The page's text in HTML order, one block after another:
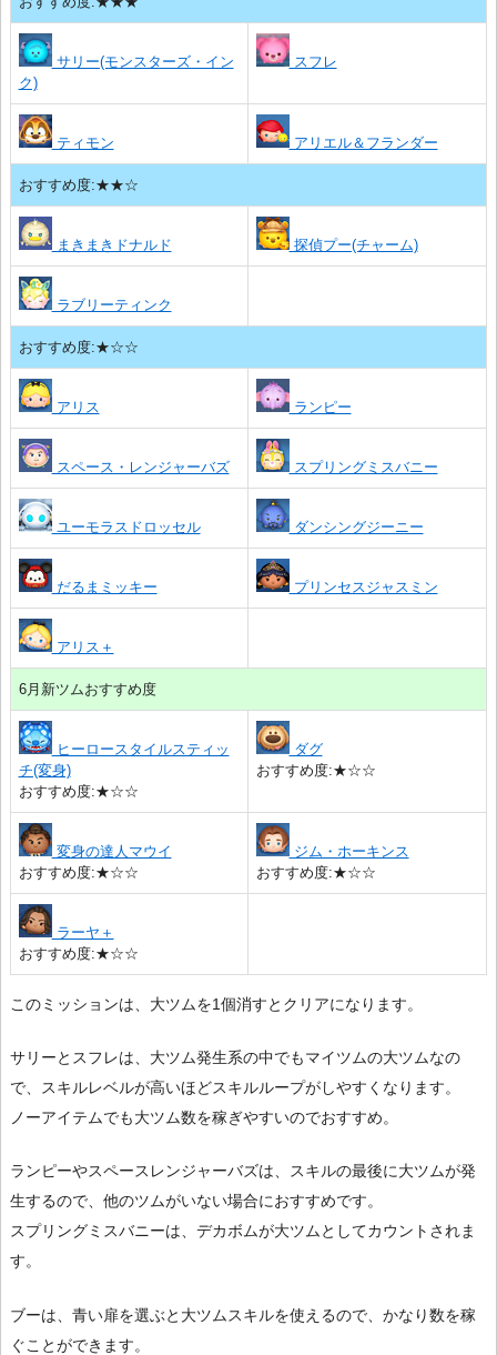
サリー(モンスターズ・イン
ク)
スフレ
ティモン アリエル＆フランダー
おすすめ度:★★☆
まきまきドナルド 探偵プー(チャーム)
ラブリーティンク
おすすめ度:★☆☆
アリス ランピー
スペース・レンジャーバズ スプリングミスバニー
ユーモラスドロッセル ダンシングジーニー
だるまミッキー プリンセスジャスミン
アリス＋
6月新ツムおすすめ度
ヒーロースタイルスティッ
チ(変身)
おすすめ度:★☆☆
ダグ
おすすめ度:★☆☆
変身の達人マウイ
おすすめ度:★☆☆
ジム・ホーキンス
おすすめ度:★☆☆
ラーヤ＋
おすすめ度:★☆☆
このミッションは、大ツムを1個消すとクリアになります。
サリーとスフレは、大ツム発生系の中でもマイツムの大ツムなの
で、スキルレベルが高いほどスキルループがしやすくなります。
ノーアイテムでも大ツム数を稼ぎやすいのでおすすめ。
ランピーやスペースレンジャーバズは、スキルの最後に大ツムが発
生するので、他のツムがいない場合におすすめです。
スプリングミスバニーは、デカボムが大ツムとしてカウントされま
す。
ブーは、青い扉を選ぶと大ツムスキルを使えるので、かなり数を稼
ぐことができます。